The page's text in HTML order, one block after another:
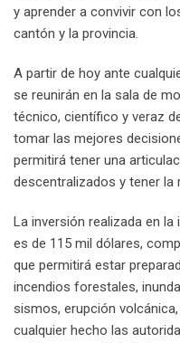
y aprender a convivir con
cantón y la provincia.
A partir de hoy ante
se reunirán en la sala de
técnico, científico y veraz
tomar las mejores
permitirá tener una
descentralizados y tener la
La inversión realizada en
es de 115 mil dólares,
que permitirá estar
incendios forestales,
sismos, erupción
cualquier hecho las